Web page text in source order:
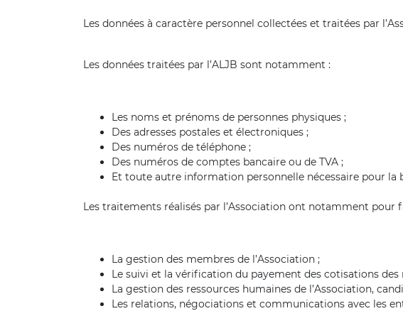
Les données à caractère personnel collectées et traitées par
Les données traitées par l’ALJB sont notamment :
Les noms et prénoms de personnes physiques ;
Des adresses postales et électroniques ;
Des numéros de téléphone ;
Des numéros de comptes bancaire ou de TVA ;
Et toute autre information personnelle nécessaire pour la
Les traitements réalisés par l’Association ont notamment pour
La gestion des membres de l’Association ;
Le suivi et la vérification du payement des cotisations des
La gestion des ressources humaines de l’Association,
Les relations, négociations et communications avec les